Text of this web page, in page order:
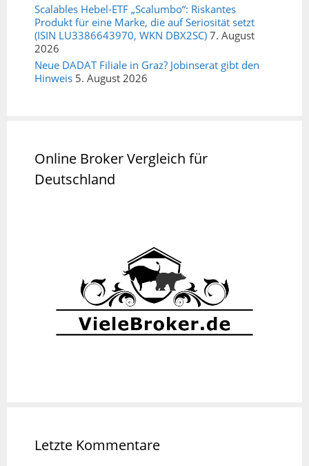
Scalables Hebel-ETF „Scalumbo“: Riskantes
Produkt für eine Marke, die auf Seriosität setzt
(ISIN LU3386643970, WKN DBX2SC) 7. August
2026
Neue DADAT Filiale in Graz? Jobinserat gibt den
Hinweis 5. August 2026
Online Broker Vergleich für
Deutschland
Letzte Kommentare